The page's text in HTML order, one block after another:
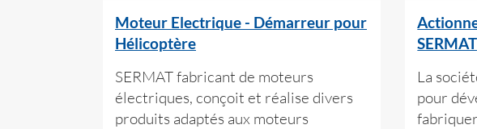
Moteur Electrique - Démarreur pour
Hélicoptère
SERMAT fabricant de moteurs
électriques, conçoit et réalise divers
produits adaptés aux moteurs
SERMAT
La
pour